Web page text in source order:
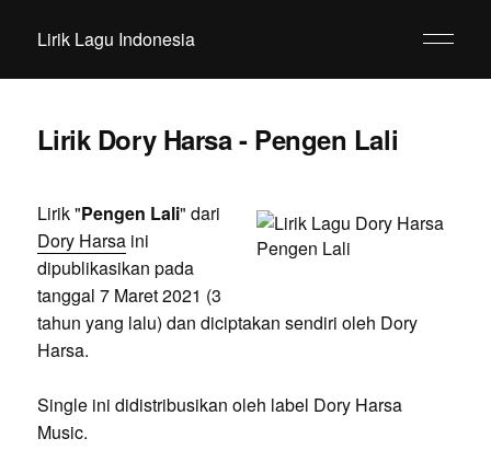
Lirik Lagu Indonesia
Lirik Dory Harsa - Pengen Lali
Lirik "Pengen Lali" dari
Dory Harsaini
dipublikasikan pada
tanggal 7 Maret 2021 (3
tahun yang lalu) dan diciptakan sendiri oleh Dory
Harsa.
Single ini didistribusikan oleh label Dory Harsa
Music.